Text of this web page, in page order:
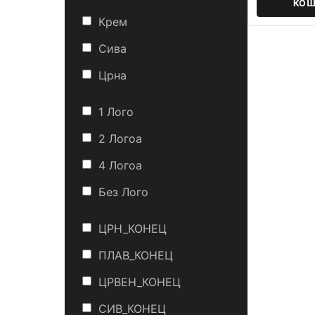
Крем
Сива
Црна
1 Лого
2 Логоa
4 Логоa
Без Лого
ЦРН_КОНЕЦ
ПЛАВ_КОНЕЦ
ЦРВЕН_КОНЕЦ
СИВ_КОНЕЦ